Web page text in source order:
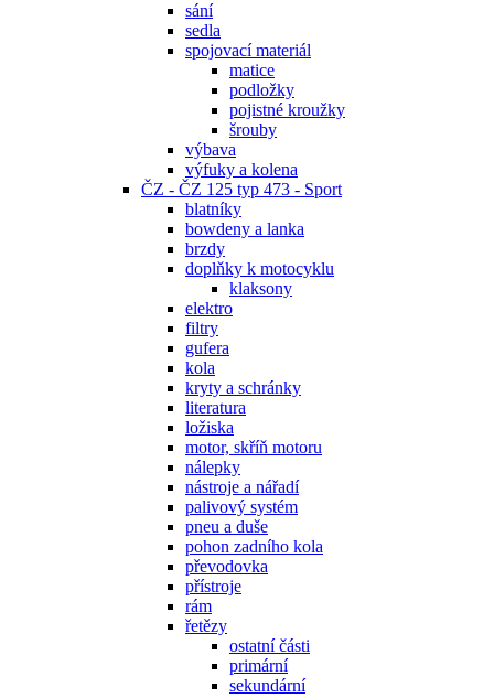
sání
sedla
spojovací materiál
matice
podložky
pojistné kroužky
šrouby
výbava
výfuky a kolena
ČZ - ČZ 125 typ 473 - Sport
blatníky
bowdeny a lanka
brzdy
doplňky k motocyklu
klaksony
elektro
filtry
gufera
kola
kryty a schránky
literatura
ložiska
motor, skříň motoru
nálepky
nástroje a nářadí
palivový systém
pneu a duše
pohon zadního kola
převodovka
přístroje
rám
řetězy
ostatní části
primární
sekundární